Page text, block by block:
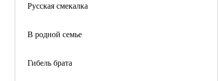
Русская смекалка
В родной семье
Гибель брата